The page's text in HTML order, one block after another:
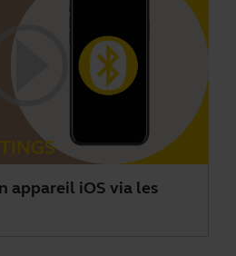
appareil iOS via les